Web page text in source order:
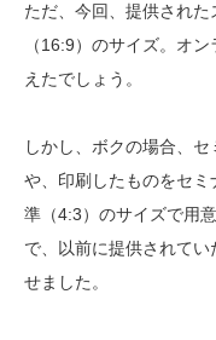
ただ、今回、提供され
（16:9）のサイズ。オ
えたでしょう。
しかし、ボクの場合、
や、印刷したものをセ
準（4:3）のサイズで用
で、以前に提供されて
せました。